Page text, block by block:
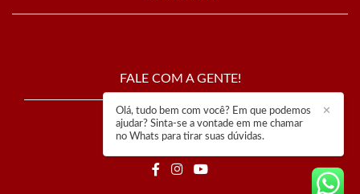
FALE COM A GENTE!
estudiocomposicao@gmail.com
Santarém / Pará
✕
Olá, tudo bem com você? Em que podemos
ajudar? Sinta-se a vontade em me chamar
no Whats para tirar suas dúvidas.